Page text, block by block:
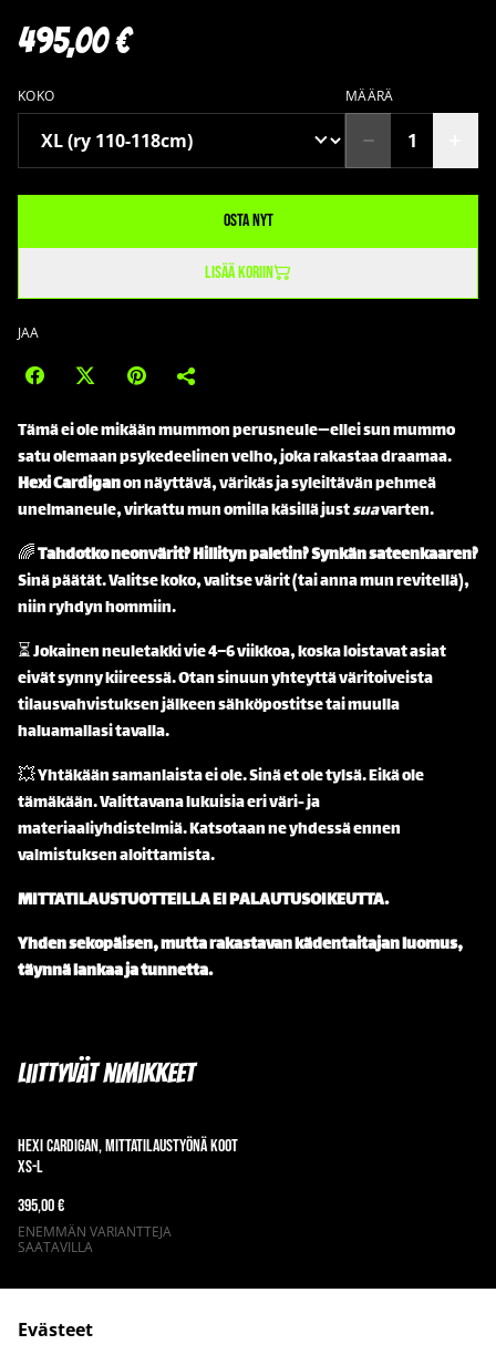
495,00 €
KOKO MÄÄRÄ
Osta nyt
Lisää koriin
JAA
Tämä ei ole mikään mummon perusneule—ellei sun mummo
satu olemaan psykedeelinen velho, joka rakastaa draamaa.
Hexi Cardiganon näyttävä, värikäs ja syleiltävän pehmeä
unelmaneule, virkattu mun omilla käsillä justsuavarten.
🌈Tahdotko neonvärit? Hillityn paletin? Synkän sateenkaaren?
Sinä päätät. Valitse koko, valitse värit (tai anna mun revitellä),
niin ryhdyn hommiin.
⏳ Jokainen neuletakki vie 4–6 viikkoa, koska loistavat asiat
eivät synny kiireessä. Otan sinuun yhteyttä väritoiveista
tilausvahvistuksen jälkeen sähköpostitse tai muulla
haluamallasi tavalla.
💥 Yhtäkään samanlaista ei ole. Sinä et ole tylsä. Eikä ole
tämäkään. Valittavana lukuisia eri väri- ja
materiaaliyhdistelmiä. Katsotaan ne yhdessä ennen
valmistuksen aloittamista.
MITTATILAUSTUOTTEILLA EI PALAUTUSOIKEUTTA.
Yhden sekopäisen, mutta rakastavan kädentaitajan luomus,
täynnä lankaa ja tunnetta.
Liittyvät nimikkeet
Hexi Cardigan, mittatilaustyönä koot
XS-L
395,00 €
ENEMMÄN VARIANTTEJA
SAATAVILLA
Evästeet